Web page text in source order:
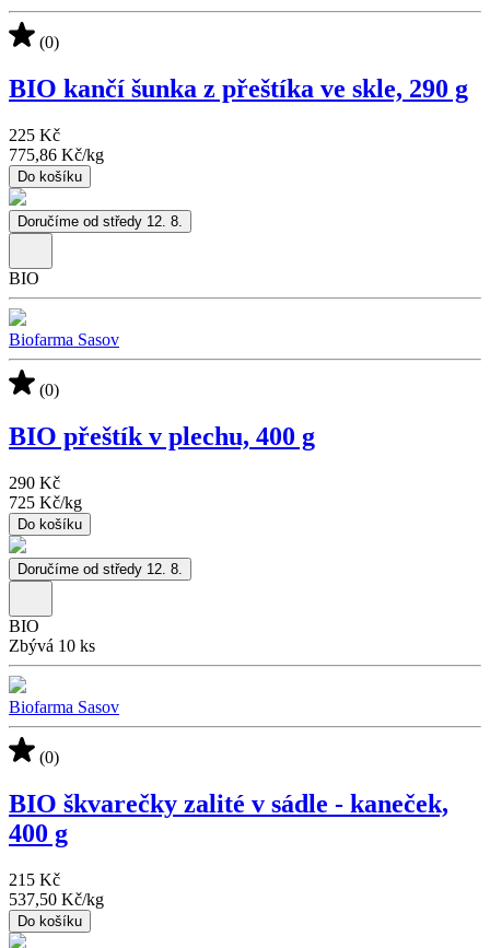
(0)
BIO kančí šunka z přeštíka ve skle, 290 g
225 Kč
775,86 Kč/kg
Do košíku
Doručíme od středy 12. 8.
BIO
Biofarma Sasov
(0)
BIO přeštík v plechu, 400 g
290 Kč
725 Kč/kg
Do košíku
Doručíme od středy 12. 8.
BIO
Zbývá 10 ks
Biofarma Sasov
(0)
BIO škvarečky zalité v sádle - kaneček,
400 g
215 Kč
537,50 Kč/kg
Do košíku